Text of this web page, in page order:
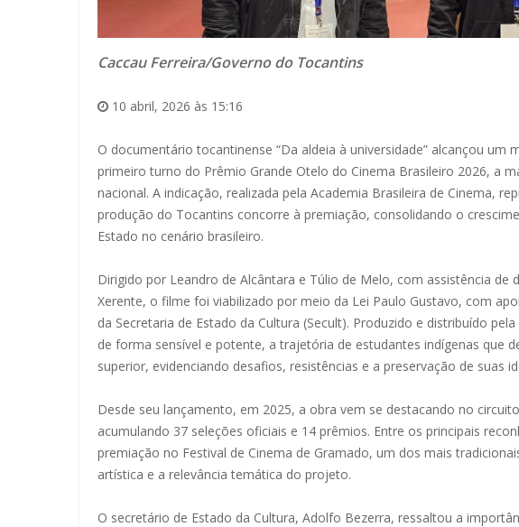
Caccau Ferreira/Governo do Tocantins
10 abril, 2026 às 15:16
O documentário tocantinense “Da aldeia à universidade” alcançou um
primeiro turno do Prêmio Grande Otelo do Cinema Brasileiro 2026, a
nacional. A indicação, realizada pela Academia Brasileira de Cinema,
produção do Tocantins concorre à premiação, consolidando o
Estado no cenário brasileiro.
Dirigido por Leandro de Alcântara e Túlio de Melo, com assistência de
Xerente, o filme foi viabilizado por meio da Lei Paulo Gustavo, com
da Secretaria de Estado da Cultura (Secult). Produzido e distribuído
de forma sensível e potente, a trajetória de estudantes indígenas que
superior, evidenciando desafios, resistências e a preservação de suas
Desde seu lançamento, em 2025, a obra vem se destacando no
acumulando 37 seleções oficiais e 14 prêmios. Entre os principais
premiação no Festival de Cinema de Gramado, um dos mais
artística e a relevância temática do projeto.
O secretário de Estado da Cultura, Adolfo Bezerra, ressaltou a